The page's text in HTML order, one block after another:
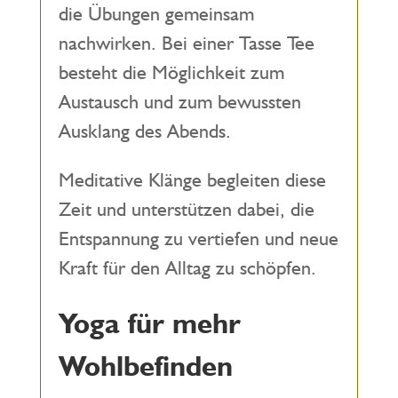
die Übungen gemeinsam
nachwirken. Bei einer Tasse Tee
besteht die Möglichkeit zum
Austausch und zum bewussten
Ausklang des Abends.
Meditative Klänge begleiten diese
Zeit und unterstützen dabei, die
Entspannung zu vertiefen und neue
Kraft für den Alltag zu schöpfen.
Yoga für mehr
Wohlbefinden